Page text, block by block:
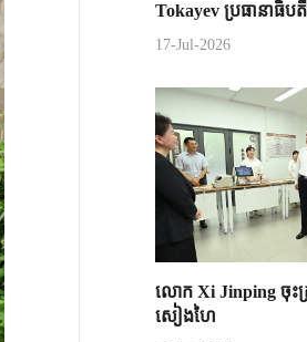
Tokayev ​ប្រធានាធិប
17-Jul-2026
លោក Xi Jinping ចុះត្
សៀងហៃ